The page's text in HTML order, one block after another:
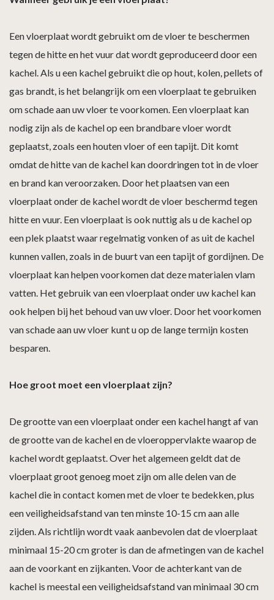
Een vloerplaat wordt gebruikt om de vloer te beschermen
tegen de hitte en het vuur dat wordt geproduceerd door een
kachel. Als u een kachel gebruikt die op hout, kolen, pellets of
gas brandt, is het belangrijk om een vloerplaat te gebruiken
om schade aan uw vloer te voorkomen. Een vloerplaat kan
nodig zijn als de kachel op een brandbare vloer wordt
geplaatst, zoals een houten vloer of een tapijt. Dit komt
omdat de hitte van de kachel kan doordringen tot in de vloer
en brand kan veroorzaken. Door het plaatsen van een
vloerplaat onder de kachel wordt de vloer beschermd tegen
hitte en vuur. Een vloerplaat is ook nuttig als u de kachel op
een plek plaatst waar regelmatig vonken of as uit de kachel
kunnen vallen, zoals in de buurt van een tapijt of gordijnen. De
vloerplaat kan helpen voorkomen dat deze materialen vlam
vatten. Het gebruik van een vloerplaat onder uw kachel kan
ook helpen bij het behoud van uw vloer. Door het voorkomen
van schade aan uw vloer kunt u op de lange termijn kosten
besparen.
Hoe groot moet een vloerplaat zijn?
De grootte van een vloerplaat onder een kachel hangt af van
de grootte van de kachel en de vloeroppervlakte waarop de
kachel wordt geplaatst. Over het algemeen geldt dat de
vloerplaat groot genoeg moet zijn om alle delen van de
kachel die in contact komen met de vloer te bedekken, plus
een veiligheidsafstand van ten minste 10-15 cm aan alle
zijden. Als richtlijn wordt vaak aanbevolen dat de vloerplaat
minimaal 15-20 cm groter is dan de afmetingen van de kachel
aan de voorkant en zijkanten. Voor de achterkant van de
kachel is meestal een veiligheidsafstand van minimaal 30 cm